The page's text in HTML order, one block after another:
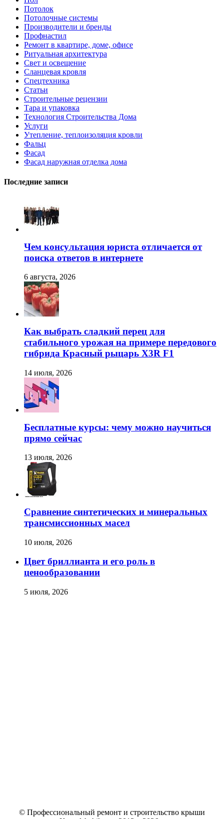
Потолок
Потолочные системы
Производители и бренды
Профнастил
Ремонт в квартире, доме, офисе
Ритуальная архитектура
Свет и освещение
Сланцевая кровля
Спецтехника
Статьи
Строительные рецензии
Тара и упаковка
Технология Строительства Дома
Услуги
Утепление, теплоизоляция кровли
Фальц
Фасад
Фасад наружная отделка дома
Последние записи
Чем консультация юриста отличается от
поиска ответов в интернете
6 августа, 2026
Как выбрать сладкий перец для
стабильного урожая на примере передового
гибрида Красный рыцарь X3R F1
14 июля, 2026
Бесплатные курсы: чему можно научиться
прямо сейчас
13 июля, 2026
Сравнение синтетических и минеральных
трансмиссионных масел
10 июля, 2026
Цвет бриллианта и его роль в
ценообразовании
5 июля, 2026
© Профессиональный ремонт и строительство крыши